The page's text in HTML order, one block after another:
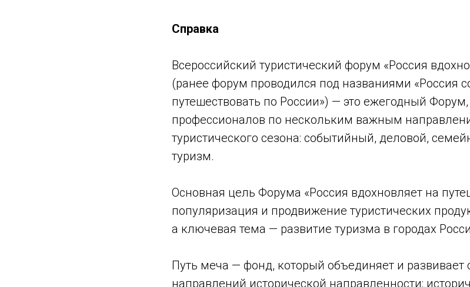
Справка
Всероссийский туристический форум «Россия
(ранее форум проводился под названиями «Россия
путешествовать по России») — это ежегодный
профессионалов по нескольким важным
туристического сезона: событийный, деловой,
туризм.
Основная цель Форума «Россия вдохновляет на
популяризация и продвижение туристических
а ключевая тема — развитие туризма в городах
Путь меча — фонд, который объединяет и развивает
направлений исторической направленности: